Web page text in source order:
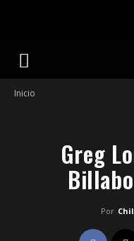
Inicio
Greg
Por